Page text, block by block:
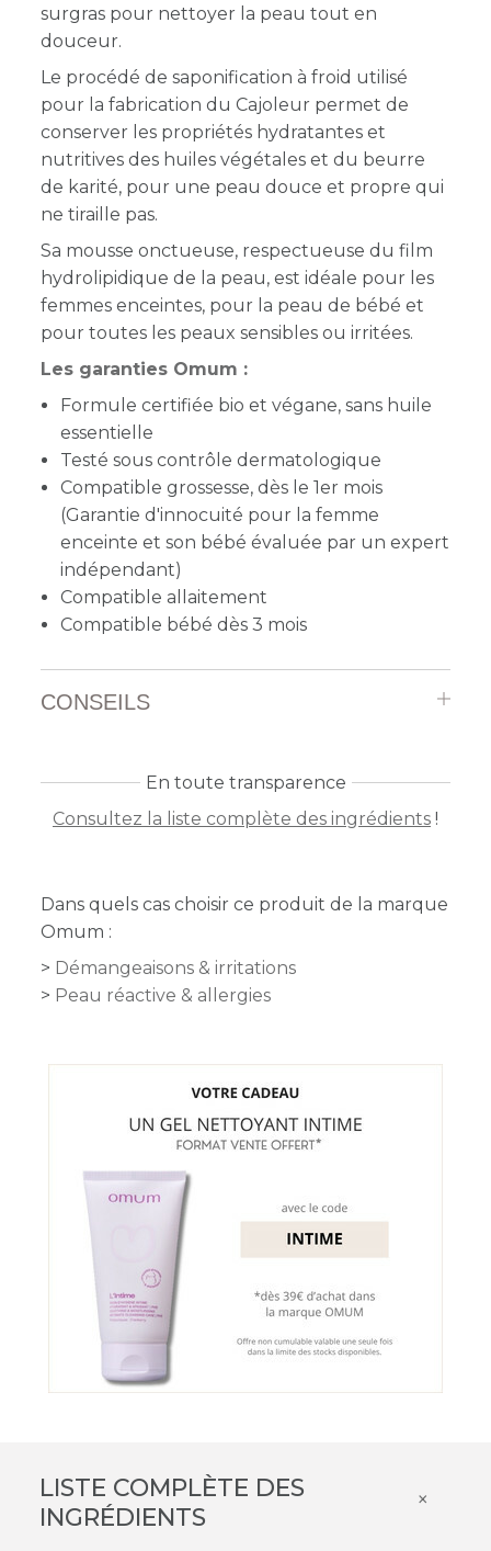
surgras pour nettoyer la peau tout en
douceur.
Le procédé de saponification à froid utilisé
pour la fabrication du Cajoleur permet de
conserver les propriétés hydratantes et
nutritives des huiles végétales et du beurre
de karité, pour une peau douce et propre qui
ne tiraille pas.
Sa mousse onctueuse, respectueuse du film
hydrolipidique de la peau, est idéale pour les
femmes enceintes, pour la peau de bébé et
pour toutes les peaux sensibles ou irritées.
Les garanties Omum :
Formule certifiée bio et végane, sans huile
essentielle
Testé sous contrôle dermatologique
Compatible grossesse, dès le 1er mois
(Garantie d'innocuité pour la femme
enceinte et son bébé évaluée par un expert
indépendant)
Compatible allaitement
Compatible bébé dès 3 mois
CONSEILS
En toute transparence
Consultez la liste complète des ingrédients !
Dans quels cas choisir ce produit de la marque
Omum :
Démangeaisons & irritations
Peau réactive & allergies
LISTE COMPLÈTE DES
INGRÉDIENTS
×